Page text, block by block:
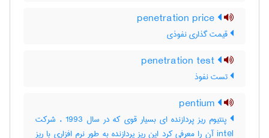
قیمت گذاری نفوذی
تست نفوذ
پنتیوم ریز پردازنده ای بسیار قوی که در سال 1993 ، شرکت
intel آن را معرفی کرد این ریز پردازنده به طور نرم افزاری با ریز